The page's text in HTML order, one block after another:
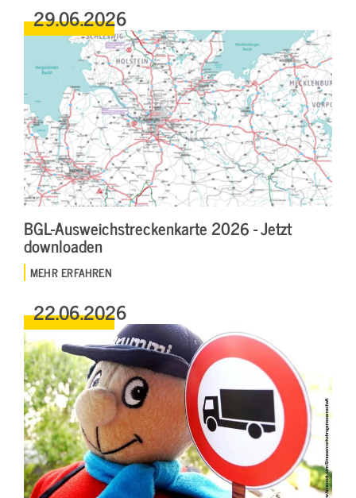
29.06.2026
BGL-Ausweichstreckenkarte 2026 - Jetzt
downloaden
MEHR ERFAHREN
22.06.2026